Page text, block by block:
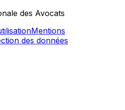
des Avocats
Mentions
des données